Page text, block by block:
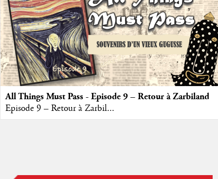
All Things Must Pass - Episode 9 – Retour à Zarbiland
Episode 9 – Retour à Zarbil...